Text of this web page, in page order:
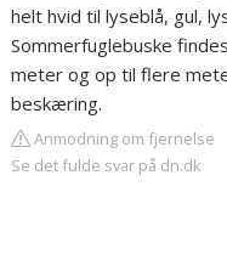
helt hvid til lyseblå, gul,
Sommerfuglebuske
meter og op til flere
beskæring.
Anmodning om fjernelse
Se det fulde svar på dn.dk